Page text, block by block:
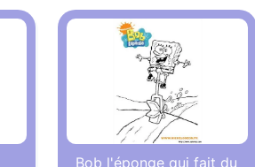
Bob l'éponge qui fait du